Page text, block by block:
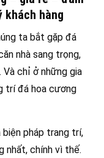
khách hàng
ta bắt gặp đá
nhà sang trọng,
chỉ ở những gia
trí đá hoa cương
pháp trang trí,
nhất, chính vì thế.